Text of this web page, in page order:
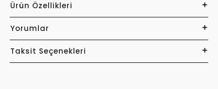
Ürün Özellikleri
Yorumlar
Taksit Seçenekleri